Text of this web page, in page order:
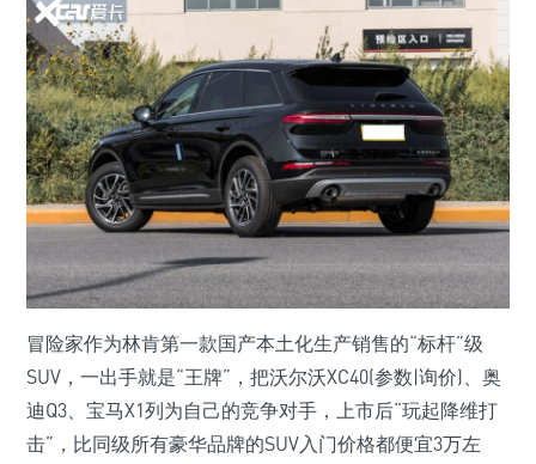
冒险家作为林肯第一款国产本土化生产销售的“标杆”级
SUV，一出手就是“王牌”，把沃尔沃XC40(参数|询价)、奥
迪Q3、宝马X1列为自己的竞争对手，上市后“玩起降维打
击”，比同级所有豪华品牌的SUV入门价格都便宜3万左